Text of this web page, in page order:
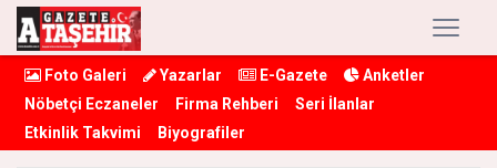
Foto Galeri Yazarlar E-Gazete
Anketler
Nöbetçi Eczaneler
Firma Rehberi
Seri İlanlar
Etkinlik Takvimi
Biyografiler